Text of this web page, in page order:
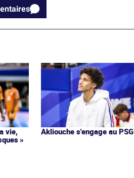
vie,
»
Akliouche s'engage au PSG